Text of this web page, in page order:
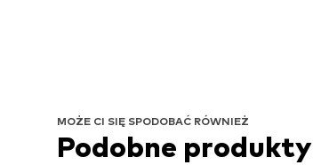
MOŻE CI SIĘ SPODOBAĆ RÓWNIEŻ
Podobne produkty